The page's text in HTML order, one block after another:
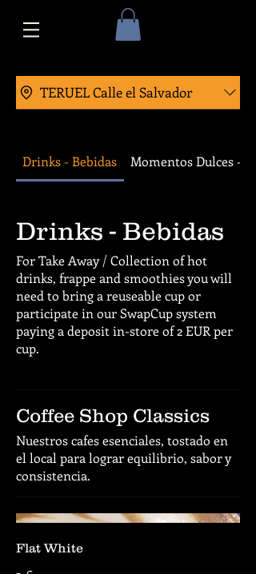
TERUEL Calle el Salvador
Drinks - Bebidas Momentos Dulces -
Drinks - Bebidas
For Take Away / Collection of hot
drinks, frappe and smoothies you will
need to bring a reuseable cup or
participate in our SwapCup system
paying a deposit in-store of 2 EUR per
cup.
Coffee Shop Classics
Nuestros cafes esenciales, tostado en
el local para lograr equilibrio, sabor y
consistencia.
Flat White